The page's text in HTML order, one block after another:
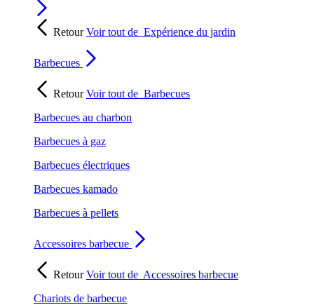
RetourVoir tout de Expérience du jardin
Barbecues
RetourVoir tout de Barbecues
Barbecues au charbon
Barbecues à gaz
Barbecues électriques
Barbecues kamado
Barbecues à pellets
Accessoires barbecue
RetourVoir tout de Accessoires barbecue
Chariots de barbecue